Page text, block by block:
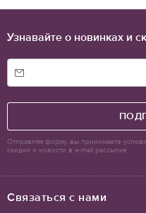
Связаться с нами
Узнавайте о новинках и
Отправляя форму, вы принимаете
скидки и новости в e-mail рассылке